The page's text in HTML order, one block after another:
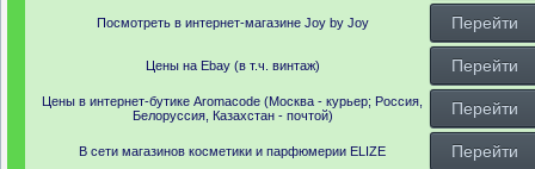
Посмотреть в интернет-магазине Joy by Joy Перейти
Цены на Ebay (в т.ч. винтаж) Перейти
Цены в интернет-бутике Aromacode (Москва - курьер; Россия,
Белоруссия, Казахстан - почтой)
Перейти
В сети магазинов косметики и парфюмерии ELIZE Перейти